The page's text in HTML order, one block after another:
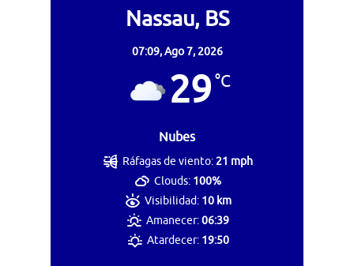
Nassau, BS
07:09,Ago 7, 2026
29°C
Nubes
Ráfagas de viento:21 mph
Clouds: 100%
Visibilidad: 10 km
Amanecer:06:39
Atardecer: 19:50